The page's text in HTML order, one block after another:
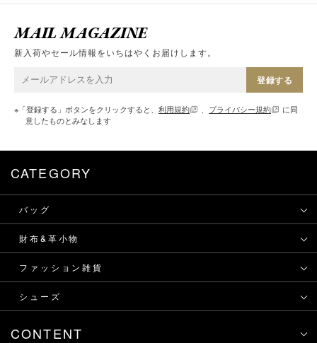
MAIL MAGAZINE
新入荷やセール情報をいちはやくお届けします。
登録する
※「登録する」ボタンをクリックすると、 利用規約 プライバシー規約
に同
意したものとみなします
CATEGORY
バッグ
財布&革小物
ファッション雑貨
シューズ
CONTENT